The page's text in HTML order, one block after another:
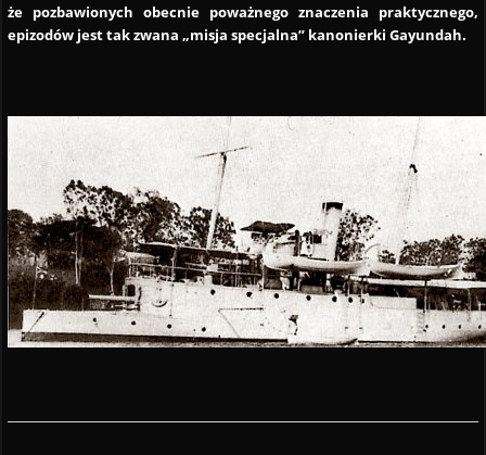
że pozbawionych obecnie poważnego znaczenia praktycznego,
epizodów jest tak zwana „misja specjalna” kanonierki Gayundah.